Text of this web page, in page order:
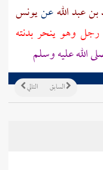
عبد اللهعنيونس
وهو ينحر بدنته
الله عليه وسلم
التالي السابق